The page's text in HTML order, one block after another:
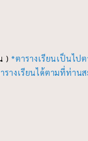
) *ตารางเรียนเป็นไป
รางเรียนได้ตามที่ท่าน